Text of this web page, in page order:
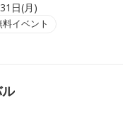
日(月)
料イベント